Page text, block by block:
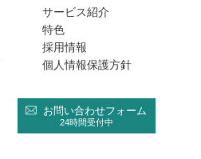
サービス紹介
特色
採用情報
個人情報保護方針
お問い合わせフォーム
24時間受付中